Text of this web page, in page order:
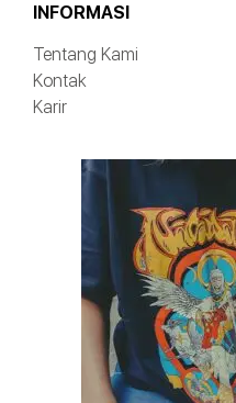
INFORMASI
Tentang Kami
Kontak
Karir